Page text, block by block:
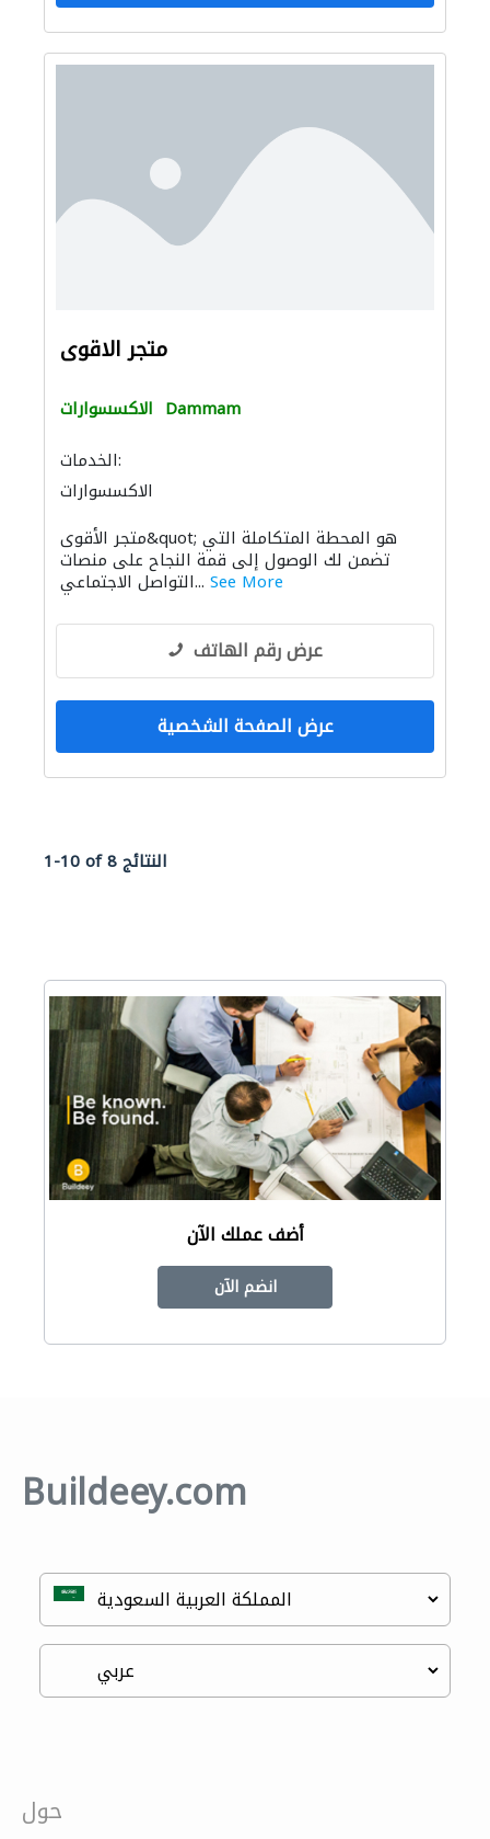
متجر الاقوى
الاكسسوارات Dammam
الخدمات:
الاكسسوارات
متجر الأقوى&quot; هو المحطة المتكاملة التي
تضمن لك الوصول إلى قمة النجاح على منصات
التواصل الاجتماعي... See More
عرض رقم الهاتف
عرض الصفحة الشخصية
1-10 of 8 النتائج
أضف عملك الآن
انضم الآن
Buildeey.com
حول